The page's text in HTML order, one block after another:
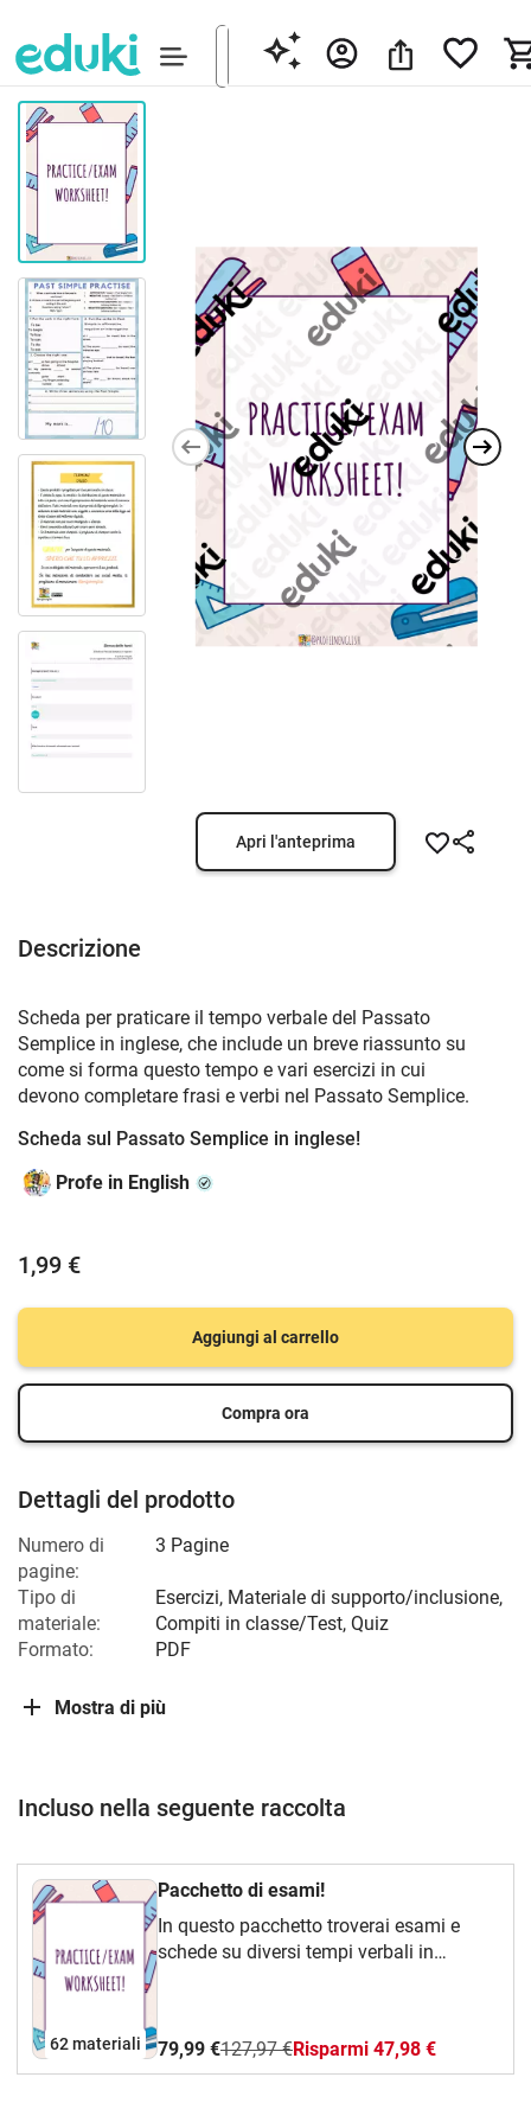
Apri l'anteprima
Descrizione
Scheda per praticare il tempo verbale del Passato
Semplice in inglese, che include un breve riassunto su
come si forma questo tempo e vari esercizi in cui
devono completare frasi e verbi nel Passato Semplice.
Scheda sul Passato Semplice in inglese!
Profe in English
1,99 €
Aggiungi al carrello
Compra ora
Dettagli del prodotto
Numero di
pagine:
3 Pagine
Tipo di
materiale:
Esercizi, Materiale di supporto/inclusione,
Compiti in classe/Test, Quiz
Formato:
PDF
Mostra di più
Incluso nella seguente raccolta
62 materiali
Pacchetto di esami!
In questo pacchetto troverai esami e
schede su diversi tempi verbali in
79,99 €127,97 €Risparmi 47,98 €